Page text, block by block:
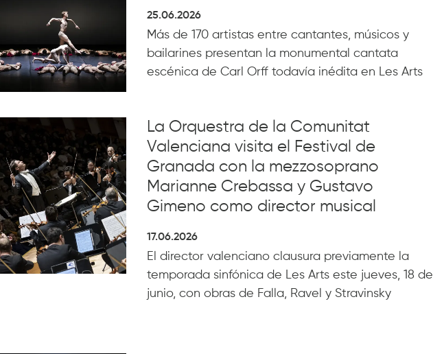
25.06.2026
Más de 170 artistas entre cantantes, músicos y
bailarines presentan la monumental cantata
escénica de Carl Orff todavía inédita en Les Arts
La Orquestra de la Comunitat
Valenciana visita el Festival de
Granada con la mezzosoprano
Marianne Crebassa y Gustavo
Gimeno como director musical
17.06.2026
El director valenciano clausura previamente la
temporada sinfónica de Les Arts este jueves, 18 de
junio, con obras de Falla, Ravel y Stravinsky